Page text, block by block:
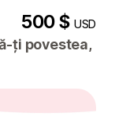
500 $USD
ți povestea,